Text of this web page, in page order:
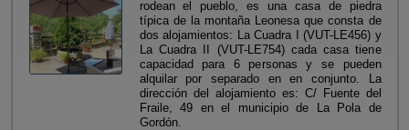
rodean el pueblo, es una casa de piedra
típica de la montaña Leonesa que consta de
dos alojamientos: La Cuadra I (VUT-LE456) y
La Cuadra II (VUT-LE754) cada casa tiene
capacidad para 6 personas y se pueden
alquilar por separado en en conjunto. La
dirección del alojamiento es: C/ Fuente del
Fraile, 49 en el municipio de La Pola de
Gordón.